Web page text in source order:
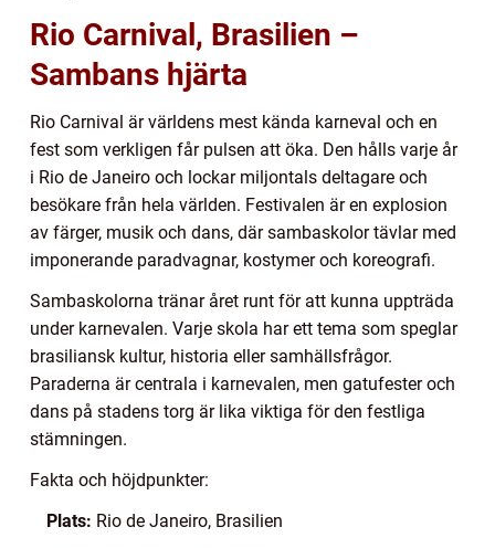
Rio Carnival, Brasilien –
Sambans hjärta
Rio Carnival är världens mest kända karneval och en
fest som verkligen får pulsen att öka. Den hålls varje år
i Rio de Janeiro och lockar miljontals deltagare och
besökare från hela världen. Festivalen är en explosion
av färger, musik och dans, där sambaskolor tävlar med
imponerande paradvagnar, kostymer och koreografi.
Sambaskolorna tränar året runt för att kunna uppträda
under karnevalen. Varje skola har ett tema som speglar
brasiliansk kultur, historia eller samhällsfrågor.
Paraderna är centrala i karnevalen, men gatufester och
dans på stadens torg är lika viktiga för den festliga
stämningen.
Fakta och höjdpunkter:
Plats: Rio de Janeiro, Brasilien